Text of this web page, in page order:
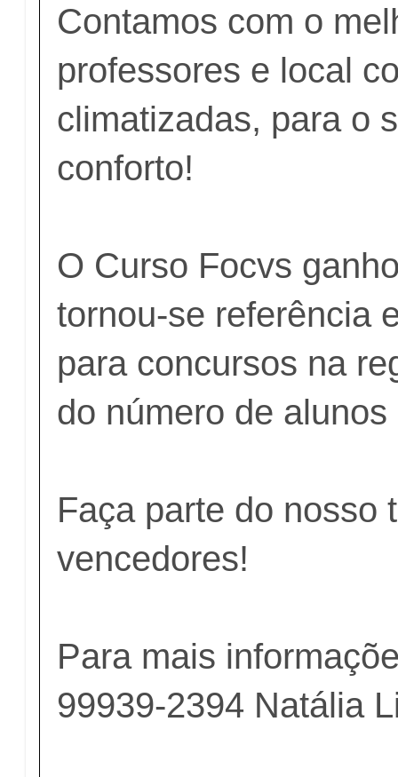
Contamos com o
professores e local
climatizadas, para o
conforto!
O Curso Focvs
tornou-se referência
para concursos na
do número de
Faça parte do nosso
vencedores!
Para mais
99939-2394 Natália